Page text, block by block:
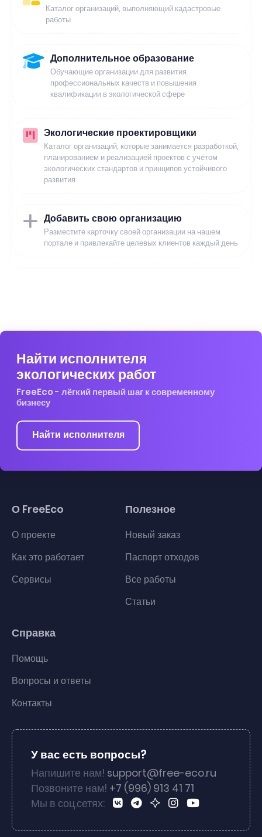
Каталог организаций, выполняющий кадастровые
работы
Дополнительное образование
Обучающие организации для развития
профессиональных качеств и повышения
квалификации в экологической сфере
Экологические проектировщики
Каталог организаций, которые занимается разработкой,
планированием и реализацией проектов с учётом
экологических стандартов и принципов устойчивого
развития
Добавить свою организацию
Разместите карточку своей организации на нашем
портале и привлекайте целевых клиентов каждый день
Найти исполнителя
экологических работ
FreeEco - лёгкий первый шаг к современному
бизнесу
Найти исполнителя
О FreeEco
О проекте
Как это работает
Сервисы
Полезное
Новый заказ
Паспорт отходов
Все работы
Статьи
Справка
Помощь
Вопросы и ответы
Контакты
У вас есть вопросы?
Напишите нам! support@free-eco.ru
Позвоните нам! +7 (996) 913 41 71
Мы в соц.сетях: